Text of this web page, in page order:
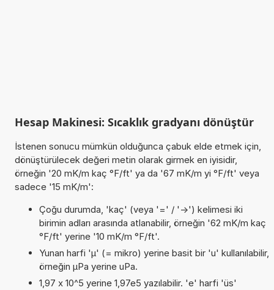
Hesap Makinesi: Sıcaklık gradyanı dönüştür
İstenen sonucu mümkün olduğunca çabuk elde etmek için,
dönüştürülecek değeri metin olarak girmek en iyisidir,
örneğin '20 mK/m kaç °F/ft' ya da '67 mK/m yi °F/ft' veya
sadece '15 mK/m':
Çoğu durumda, 'kaç' (veya '=' / '->') kelimesi iki
birimin adları arasında atlanabilir, örneğin '62 mK/m kaç
°F/ft' yerine '10 mK/m °F/ft'.
Yunan harfi 'µ' (= mikro) yerine basit bir 'u' kullanılabilir,
örneğin µPa yerine uPa.
1,97 x 10^5 yerine 1,97e5 yazılabilir. 'e' harfi 'üs'